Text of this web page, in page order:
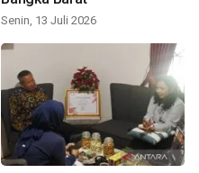
Senin, 13 Juli 2026